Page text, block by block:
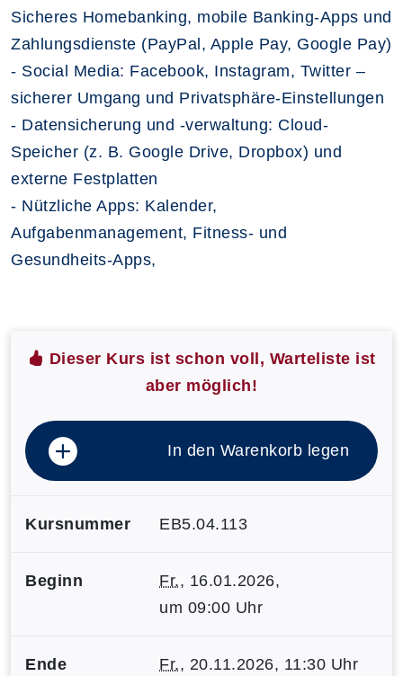
Sicheres Homebanking, mobile Banking-Apps und
Zahlungsdienste (PayPal, Apple Pay, Google Pay)
- Social Media: Facebook, Instagram, Twitter –
sicherer Umgang und Privatsphäre-Einstellungen
- Datensicherung und -verwaltung: Cloud-
Speicher (z. B. Google Drive, Dropbox) und
externe Festplatten
- Nützliche Apps: Kalender,
Aufgabenmanagement, Fitness- und
Gesundheits-Apps,
Dieser Kurs ist schon voll, Warteliste ist
aber möglich!
In den Warenkorb legen
Kursnummer EB5.04.113
Beginn Fr., 16.01.2026,
um 09:00 Uhr
Ende Fr., 20.11.2026, 11:30 Uhr